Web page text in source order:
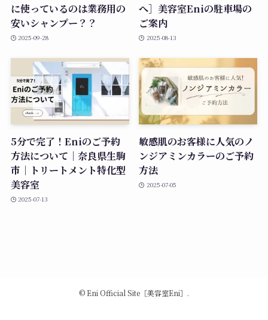
に使っているのは業務用の
安いシャンプー？？
2025-09-28
へ］美容室Eniの駐車場の
ご案内
2025-08-13
5分で完了！Eniのご予約
方法について｜奈良県生駒
市｜トリートメント特化型
美容室
2025-07-13
敏感肌のお客様に人気のノ
ンジアミンカラーのご予約
方法
2025-07-05
©Eni Official Site［美容室Eni］.